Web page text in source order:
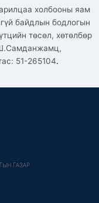
холбооны яам
байдлын бодлогын
төсөл, хөтөлбөр
Ш.Самданжамц,
51-265104.
ГАЗАР